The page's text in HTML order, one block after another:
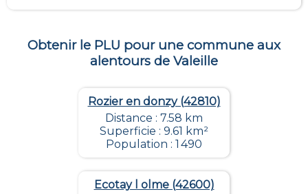
Obtenir le PLU pour une commune aux
alentours de Valeille
Rozier en donzy (42810)
Distance : 7.58 km
Superficie : 9.61 km²
Population : 1 490
Ecotay l olme (42600)